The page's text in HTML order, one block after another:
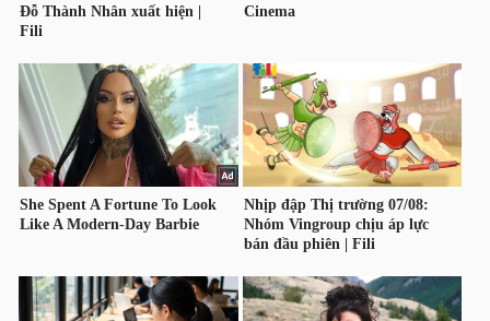
VĨ
MÔ
NGÀNH
DOANH